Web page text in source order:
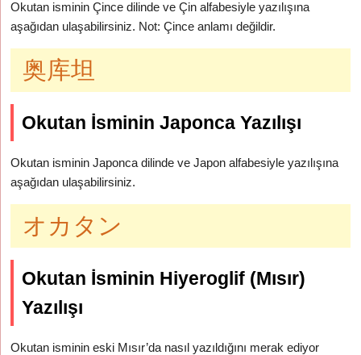
Okutan isminin Çince dilinde ve Çin alfabesiyle yazılışına
aşağıdan ulaşabilirsiniz. Not: Çince anlamı değildir.
奥库坦
Okutan İsminin Japonca Yazılışı
Okutan isminin Japonca dilinde ve Japon alfabesiyle yazılışına
aşağıdan ulaşabilirsiniz.
オカタン
Okutan İsminin Hiyeroglif (Mısır)
Yazılışı
Okutan isminin eski Mısır’da nasıl yazıldığını merak ediyor